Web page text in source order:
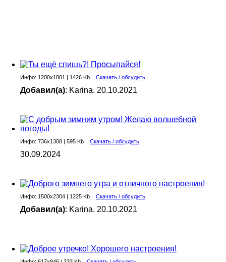
Инфо: 1200х1801 | 1426 Kb Скачать / обсудить
Добавил(а): Karina. 20.10.2021
Инфо: 736х1308 | 595 Kb Скачать / обсудить
30.09.2024
Инфо: 1500х2304 | 1225 Kb Скачать / обсудить
Добавил(а): Karina. 20.10.2021